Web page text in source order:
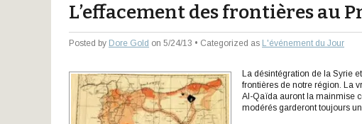
L’effacement des frontières au
Posted by Dore Gold on 5/24/13 • Categorized as L'événement du Jour
La désintégration de la Syrie
frontières de notre région. La
Al-Qaïda auront la mainmise
modérés garderont toujours